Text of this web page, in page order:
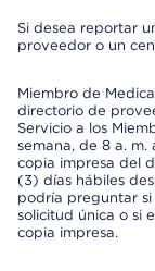
Si desea reportar
proveedor o un
Miembro de
directorio de
Servicio a los
semana, de 8 a. m.
copia impresa del
(3) días hábiles
podría preguntar si
solicitud única o si
copia impresa.